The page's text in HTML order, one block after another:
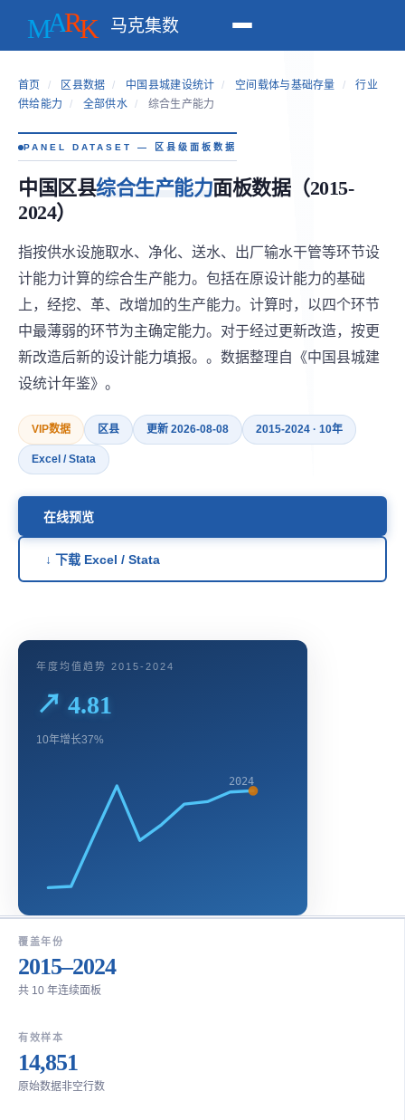
马克集数
首页 / 区县数据 / 中国县城建设统计 / 空间载体与基础存量 /
行业
供给能力
/ 全部供水 / 综合生产能力
PANEL DATASET — 区县级面板数据
中国区县综合生产能力面板数据（2015-
2024）
指按供水设施取水、净化、送水、出厂输水干管等环节设
计能力计算的综合生产能力。包括在原设计能力的基础
上，经挖、革、改增加的生产能力。计算时，以四个环节
中最薄弱的环节为主确定能力。对于经过更新改造，按更
新改造后新的设计能力填报。。数据整理自《中国县城建
设统计年鉴》。
VIP数据 区县 更新 2026-08-08 2015-2024 · 10年
Excel / Stata
在线预览
↓ 下载 Excel / Stata
年度均值趋势 2015-2024
↗ 4.81
10年增长37%
2024
覆盖年份
2015–2024
共 10 年连续面板
有效样本
14,851
原始数据非空行数